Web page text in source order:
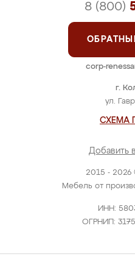
2015 - 2026
Мебель от
ИНН:
ОГРНИП:
г.
ул.
СХЕМА
Добавить
8 (800)
corp-